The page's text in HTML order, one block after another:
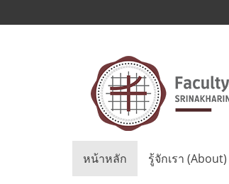
หน้าหลัก รู้จักเรา (About)